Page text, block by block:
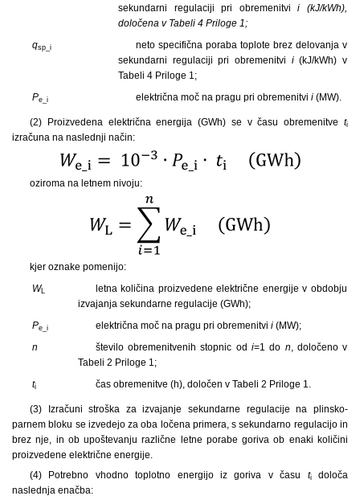
sekundarni regulaciji pri obremenitvii (kJ/kWh),
določena v Tabeli 4 Priloge 1;
qsp_i
neto specifična poraba toplote brez delovanja v
sekundarni regulaciji pri obremenitvi i(kJ/kWh) v
Tabeli 4 Priloge 1;
Pe_i električna moč na pragu pri obremenitvi i(MW).
(2) Proizvedena električna energija (GWh) se v času obremenitve ti
izračuna na naslednji način:
oziroma na letnem nivoju:
kjer oznake pomenijo:
WL
letna količina proizvedene električne energije v obdobju
izvajanja sekundarne regulacije (GWh);
Pe_i električna moč na pragu pri obremenitvi i(MW);
n
število obremenitvenih stopnic od i=1 do n , določeno v
Tabeli 2 Priloge 1;
ti čas obremenitve (h), določen v Tabeli 2 Priloge 1.
(3) Izračuni stroška za izvajanje sekundarne regulacije na plinsko-
parnem bloku se izvedejo za oba ločena primera, s sekundarno regulacijo in
brez nje, in ob upoštevanju različne letne porabe goriva ob enaki količini
proizvedene električne energije.
(4) Potrebno vhodno toplotno energijo iz goriva v času tidoloča
naslednja enačba: